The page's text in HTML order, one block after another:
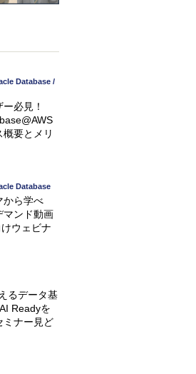
Database /
必見！
概要とメリ
Database
から学べ
マンド動画
けウェビナ
るデータ基
Readyを
ミナー見ど